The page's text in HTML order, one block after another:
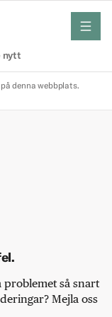
nytt
meny
denna webbplats.
så snart
Mejla oss